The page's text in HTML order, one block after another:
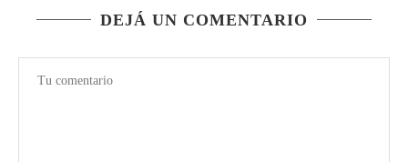
DEJÁ UN COMENTARIO